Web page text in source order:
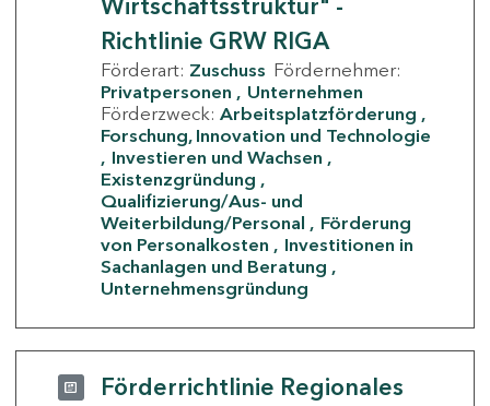
Wirtschaftsstruktur" -
Richtlinie GRW RIGA
Förderart: Zuschuss Fördernehmer:
Privatpersonen
Unternehmen
Förderzweck: Arbeitsplatzförderung
Forschung, Innovation und Technologie
Investieren und Wachsen
Existenzgründung
Qualifizierung/Aus- und
Weiterbildung/Personal
Förderung
von Personalkosten
Investitionen in
Sachanlagen und Beratung
Unternehmensgründung
Förderrichtlinie Regionales